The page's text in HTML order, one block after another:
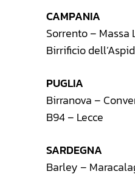
CAMPANIA
Sorrento – Massa
Birrificio
PUGLIA
Birranova –
B94 – Lecce
SARDEGNA
Barley –